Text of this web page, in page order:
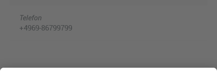
Telefon
+4969-86799799